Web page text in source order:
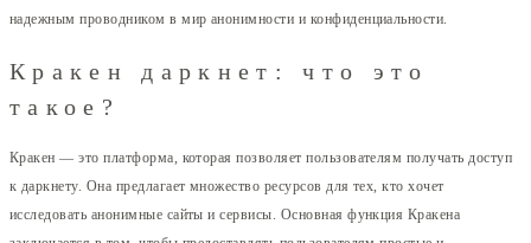
надежным проводником в мир анонимности и конфиденциальности.
Кракен даркнет: что это
такое?
Кракен — это платформа, которая позволяет пользователям получать доступ
к даркнету. Она предлагает множество ресурсов для тех, кто хочет
исследовать анонимные сайты и сервисы. Основная функция Кракена